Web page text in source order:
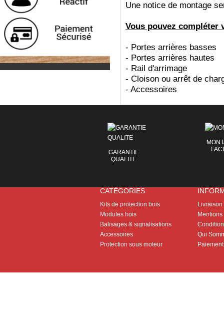
Une notice de montage
Vous pouvez
- Portes arrières basses
- Portes arrières hautes
- Rail d'arrimage
- Cloison ou arrêt de
- Accessoires
GARANTIE
QUALITE
CATÉGORIES
Kits de protection bois
Modules bois
Balisages & signalisations
Accessoires
Protection sous moteur
Livraison
Qui